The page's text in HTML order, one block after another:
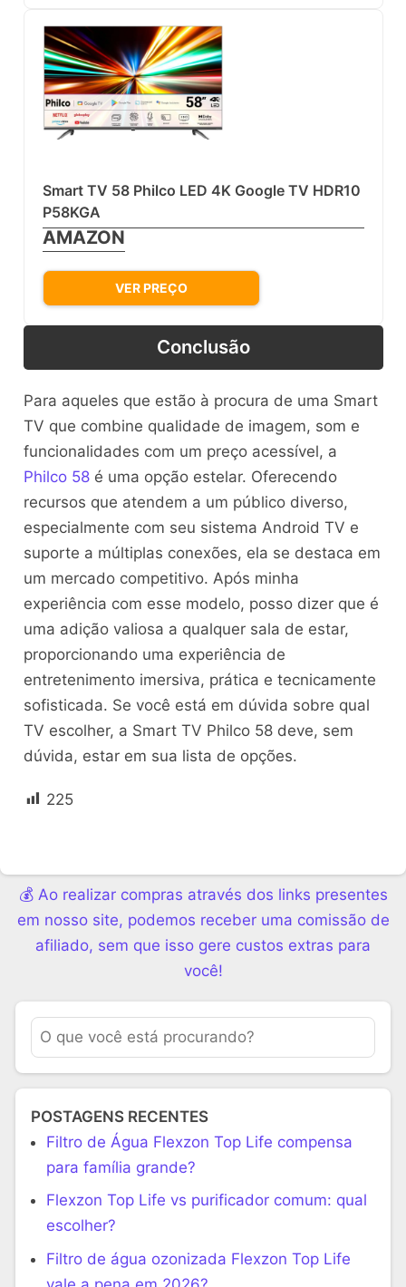
Smart TV 58 Philco LED 4K Google TV HDR10
P58KGA
AMAZON
VER PREÇO
Conclusão
Para aqueles que estão à procura de uma Smart
TV que combine qualidade de imagem, som e
funcionalidades com um preço acessível, a
Philco 58é uma opção estelar. Oferecendo
recursos que atendem a um público diverso,
especialmente com seu sistema Android TV e
suporte a múltiplas conexões, ela se destaca em
um mercado competitivo. Após minha
experiência com esse modelo, posso dizer que é
uma adição valiosa a qualquer sala de estar,
proporcionando uma experiência de
entretenimento imersiva, prática e tecnicamente
sofisticada. Se você está em dúvida sobre qual
TV escolher, a Smart TV Philco 58 deve, sem
dúvida, estar em sua lista de opções.
225
💰 Ao realizar compras através dos links presentes
em nosso site, podemos receber uma comissão de
afiliado, sem que isso gere custos extras para
você!
POSTAGENS RECENTES
Filtro de Água Flexzon Top Life compensa
para família grande?
Flexzon Top Life vs purificador comum: qual
escolher?
Filtro de água ozonizada Flexzon Top Life